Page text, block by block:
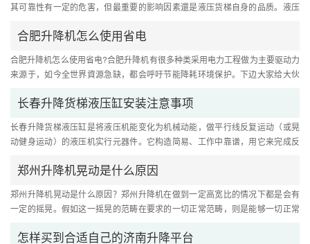
其可靠性有一定的危害，但最重要的影响因素還是液压货梯自身的品质。液压
合肥升降机怎么使用省电
合肥升降机怎么使用省电?合肥升降机有很多种类采用电力工程做为主要驱动力
来源于，如今全世界資源急缺，都会呼吁节能降耗环境保护。下边大家给大伙
长春升降货梯液压缸安装注意事项
长春升降货梯液压缸是将液压机能变化为机械动能，做平行线反复运动（或晃
动健身运动）的液压机实行元器件。它构造简易、工作中靠谱，用它来完成反
郑州升降机晃动是什么原因
郑州升降机晃动是什么原因？郑州升降机在做到一定高宽比的情况下都是会有
一定的摇晃。假如这一摇晃的范畴在要求的一切正常范畴，则是能够一切正常
怎样买到合适自己的济南升降平台